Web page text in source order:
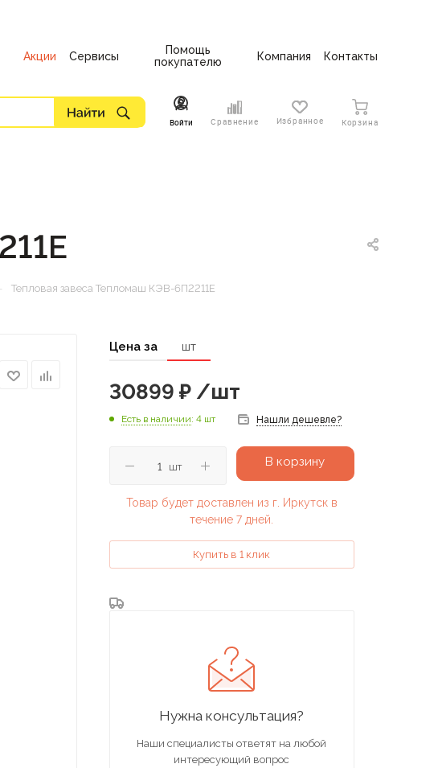
Акции Сервисы
Помощь
покупателю
Компания Контакты
Войти Сравнение Избранное Корзина
Тепловая завеса Тепломаш КЭВ-6П2211Е
Цена за шт
30899 ₽/шт
Есть в наличии: 4 шт Нашли дешевле?
шт В корзину
Товар будет доставлен из г. Иркутск в
течение 7 дней.
Купить в 1 клик
Нужна консультация?
Наши специалисты ответят на любой
интересующий вопрос